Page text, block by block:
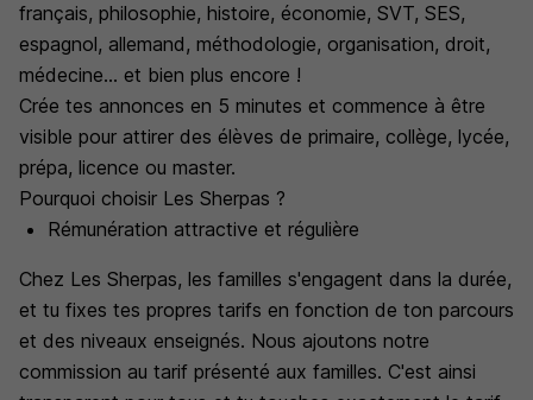
français, philosophie, histoire, économie, SVT, SES,
espagnol, allemand, méthodologie, organisation, droit,
médecine... et bien plus encore !
Crée tes annonces en 5 minutes et commence à être
visible pour attirer des élèves de primaire, collège, lycée,
prépa, licence ou master.
Pourquoi choisir Les Sherpas ?
Rémunération attractive et régulière
Chez Les Sherpas, les familles s'engagent dans la durée,
et tu fixes tes propres tarifs en fonction de ton parcours
et des niveaux enseignés. Nous ajoutons notre
commission au tarif présenté aux familles. C'est ainsi